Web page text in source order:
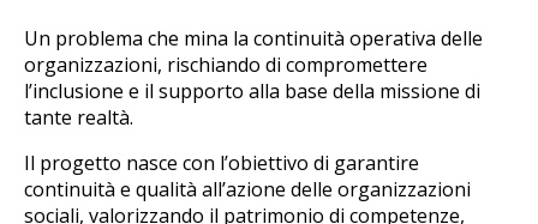
Un problema che mina la continuità operativa delle
organizzazioni, rischiando di compromettere
l’inclusione e il supporto alla base della missione di
tante realtà.
Il progetto nasce con l’obiettivo di garantire
continuità e qualità all’azione delle organizzazioni
sociali, valorizzando il patrimonio di competenze,